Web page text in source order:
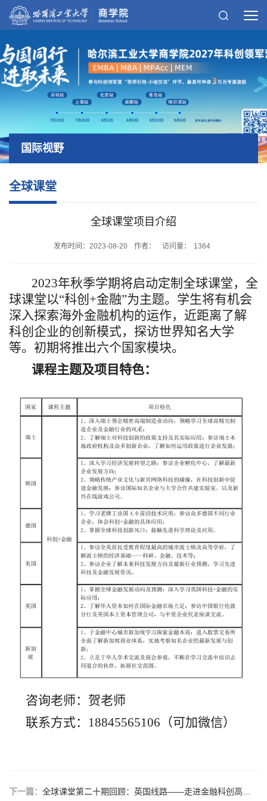
国际视野
全球课堂
全球课堂项目介绍
发布时间：2023-08-20 作者： 访问量： 1364
2023年秋季学期将启动定制全球课堂，全
球课堂以“科创+金融”为主题。学生将有机会
深入探索海外金融机构的运作，近距离了解
科创企业的创新模式，探访世界知名大学
等。初期将推出六个国家模块。
课程主题及项目特色：
咨询老师：贺老师
联系方式：18845565106（可加微信）
下一篇： 全球课堂第二十期回顾：英国线路——走进金融科创高地，探索全球商业新未来